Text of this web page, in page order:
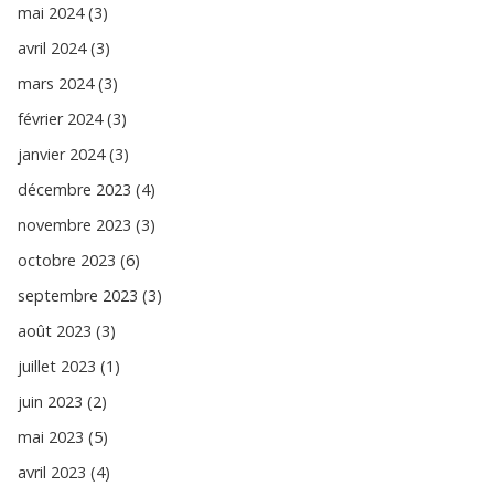
mai 2024 (3)
avril 2024 (3)
mars 2024 (3)
février 2024 (3)
janvier 2024 (3)
décembre 2023 (4)
novembre 2023 (3)
octobre 2023 (6)
septembre 2023 (3)
août 2023 (3)
juillet 2023 (1)
juin 2023 (2)
mai 2023 (5)
avril 2023 (4)